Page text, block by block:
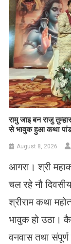
रामु जाइ बन राजु
से भावुक हुआ कथा
August 8, 2026
आगरा। श्री
चल रहे नौ
श्रीराम कथा
भावुक हो उठा।
वनवास तथा